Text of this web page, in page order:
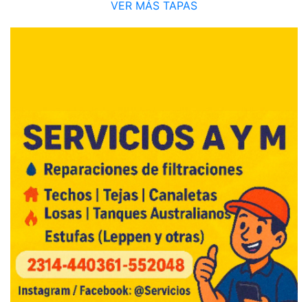
VER MÁS TAPAS